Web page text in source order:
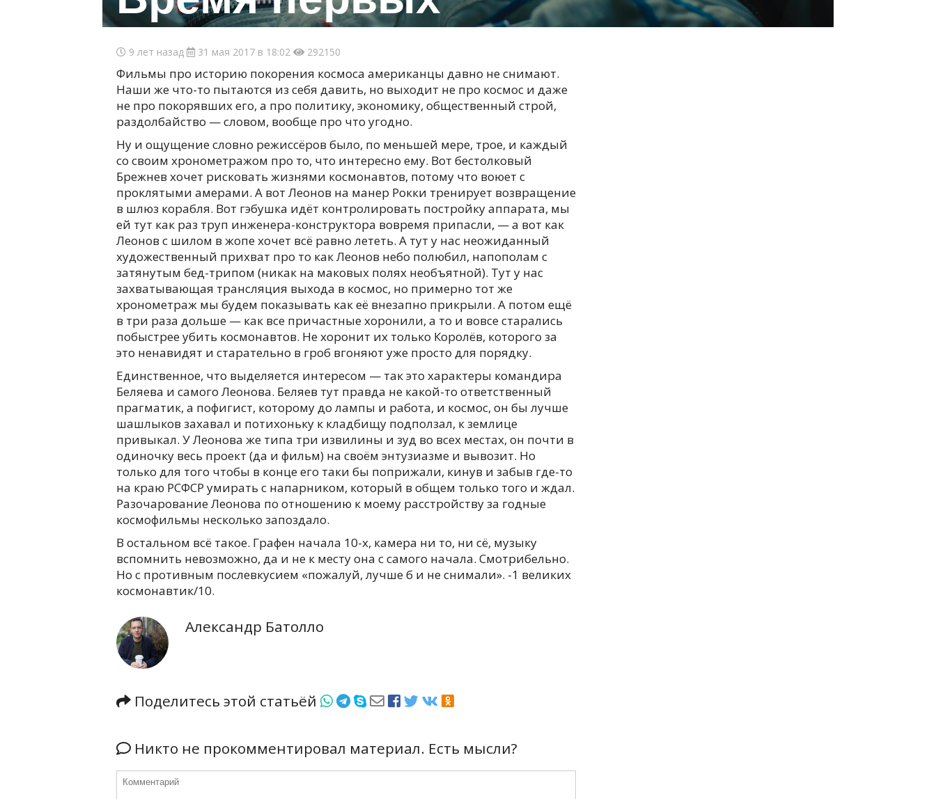
9 лет назад 31 мая 2017 в 18:02 292150
Фильмы про историю покорения космоса американцы давно не снимают.
Наши же что-то пытаются из себя давить, но выходит не про космос и даже
не про покорявших его, а про политику, экономику, общественный строй,
раздолбайство — словом, вообще про что угодно.
Ну и ощущение словно режиссёров было, по меньшей мере, трое, и каждый
со своим хронометражом про то, что интересно ему. Вот бестолковый
Брежнев хочет рисковать жизнями космонавтов, потому что воюет с
проклятыми амерами. А вот Леонов на манер Рокки тренирует возвращение
в шлюз корабля. Вот гэбушка идёт контролировать постройку аппарата, мы
ей тут как раз труп инженера-конструктора вовремя припасли, — а вот как
Леонов с шилом в жопе хочет всё равно лететь. А тут у нас неожиданный
художественный прихват про то как Леонов небо полюбил, напополам с
затянутым бед-трипом (никак на маковых полях необъятной). Тут у нас
захватывающая трансляция выхода в космос, но примерно тот же
хронометраж мы будем показывать как её внезапно прикрыли. А потом ещё
в три раза дольше — как все причастные хоронили, а то и вовсе старались
побыстрее убить космонавтов. Не хоронит их только Королёв, которого за
это ненавидят и старательно в гроб вгоняют уже просто для порядку.
Единственное, что выделяется интересом — так это характеры командира
Беляева и самого Леонова. Беляев тут правда не какой-то ответственный
прагматик, а пофигист, которому до лампы и работа, и космос, он бы лучше
шашлыков захавал и потихоньку к кладбищу подползал, к землице
привыкал. У Леонова же типа три извилины и зуд во всех местах, он почти в
одиночку весь проект (да и фильм) на своём энтузиазме и вывозит. Но
только для того чтобы в конце его таки бы поприжали, кинув и забыв где-то
на краю РСФСР умирать с напарником, который в общем только того и ждал.
Разочарование Леонова по отношению к моему расстройству за годные
космофильмы несколько запоздало.
В остальном всё такое. Графен начала 10-х, камера ни то, ни сё, музыку
вспомнить невозможно, да и не к месту она с самого начала. Смотрибельно.
Но с противным послевкусием «пожалуй, лучше б и не снимали». -1 великих
космонавтик/10.
Александр Батолло
Поделитесь этой статьёй
Никто не прокомментировал материал. Есть мысли?